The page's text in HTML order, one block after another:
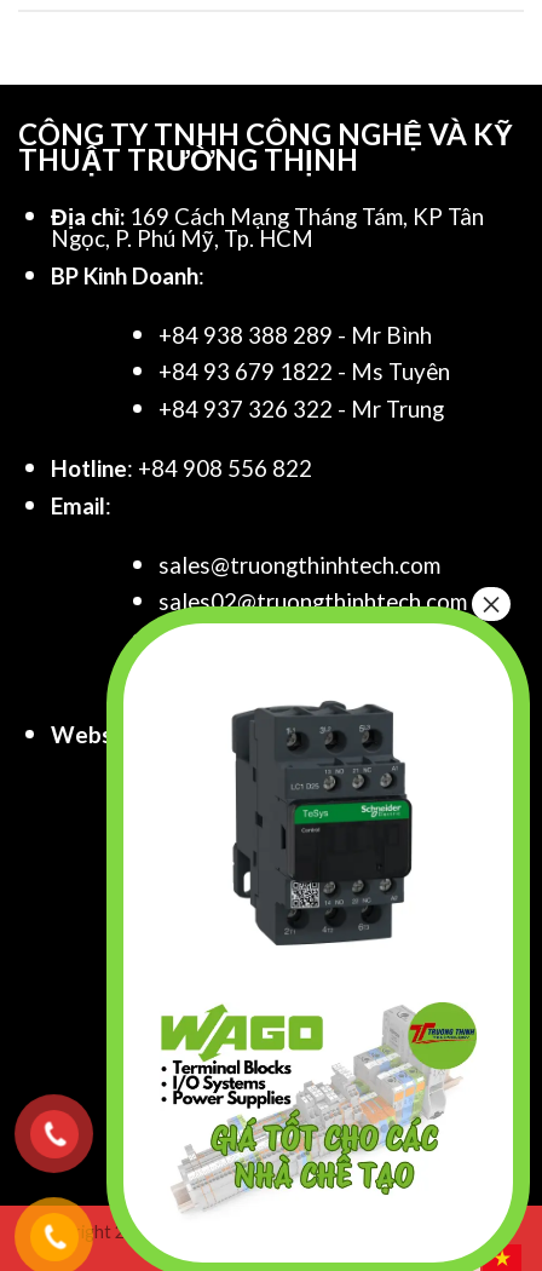
CÔNG TY TNHH CÔNG NGHỆ VÀ KỸ
THUẬT TRƯỜNG THỊNH
Địa chỉ: 169 Cách Mạng Tháng Tám, KP Tân
Ngọc, P. Phú Mỹ, Tp. HCM
BP Kinh Doanh:
+84 938 388 289 - Mr Bình
+84 93 679 1822 - Ms Tuyên
+84 937 326 322 - Mr Trung
Hotline: +84 908 556 822
Email:
sales@truongthinhtech.com
sales02@truongthinhtech.com
sales03@truongthinhtech.com
Website
www.truongthinhtech.com
www.components.com.vn
Copyright 2026 ©
Truong Thinh Technology & Engineering
Co.,Ltd. All right Reserved.